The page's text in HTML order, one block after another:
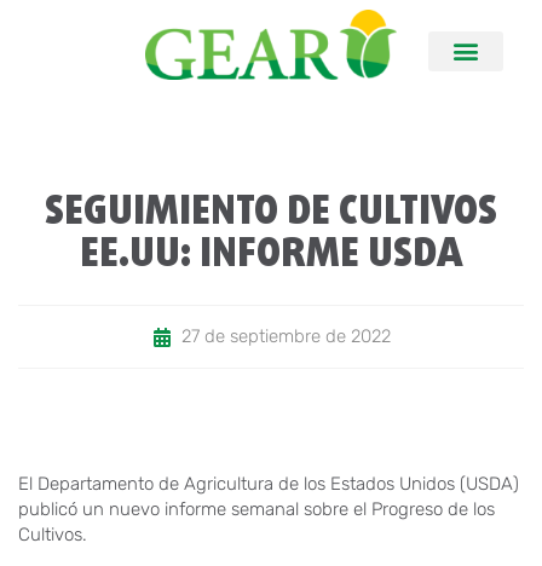
SEGUIMIENTO DE CULTIVOS
EE.UU: INFORME USDA
27 de septiembre de 2022
El Departamento de Agricultura de los Estados Unidos (USDA)
publicó un nuevo informe semanal sobre el Progreso de los
Cultivos.